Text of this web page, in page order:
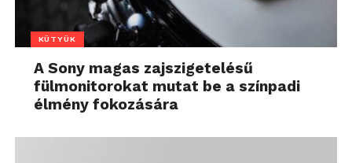
KÜTYÜK
A Sony magas zajszigetelésű
fülmonitorokat mutat be a színpadi
élmény fokozására